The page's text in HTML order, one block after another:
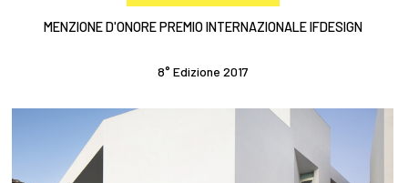
MENZIONE D'ONORE PREMIO INTERNAZIONALE IFDESIGN
8° Edizione 2017